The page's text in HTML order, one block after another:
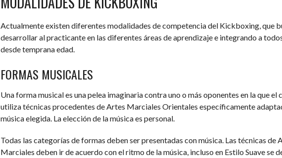
Actualmente existen diferentes modalidades de competencia del Kickboxing, que
desarrollar al practicante en las diferentes áreas de aprendizaje e integrando a
desde temprana edad.
FORMAS MUSICALES
Una forma musical es una pelea imaginaria contra uno o más oponentes en la que
utiliza técnicas procedentes de Artes Marciales Orientales específicamente
música elegida. La elección de la música es personal.
Todas las categorías de formas deben ser presentadas con música. Las técnicas de
Marciales deben ir de acuerdo con el ritmo de la música, incluso en Estilo Suave se